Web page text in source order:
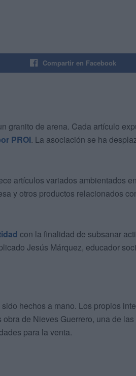
Compartir en Facebook
granito de arena. Cada artículo
PROI. La asociación se ha
artículos variados ambientados
y otros productos relacionados
con la finalidad de subsanar
Jesús Márquez, educador
hechos a mano. Los propios
de Nieves Guerrero, una de
para la venta.